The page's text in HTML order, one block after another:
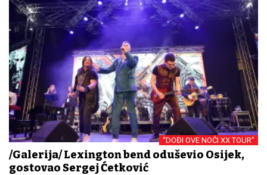
“DOĐI OVE NOĆI XX TOUR”
/Galerija/ Lexington bend oduševio Osijek,
gostovao Sergej Ćetković